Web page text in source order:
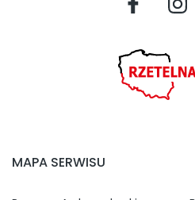
MAPA SERWISU